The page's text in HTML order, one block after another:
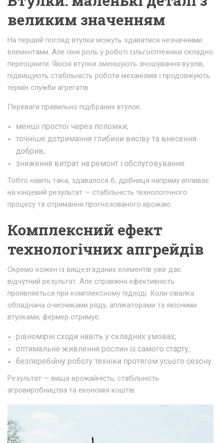
великим значенням
На перший погляд втулки можуть здаватися незначними
елементами. Але їхня роль у роботі сільгосптехніки складно
переоцінити. Якісні втулки зменшують зношування вузлів,
підвищують стабільність роботи механізмів і продовжують
термін служби агрегатів.
Переваги правильно підібраних втулок:
менші простої через поломки;
точніше дотримання глибини висіву та внесення
добрив;
зниження витрат на ремонт і обслуговування.
Тобто навіть така, здавалося б, дрібниця напряму впливає
на кінцевий результат — стабільність технологічного
процесу та отримання прогнозованого врожаю.
Комплексний ефект
технологічних апгрейдів
Окремо кожен із вищезгаданих елементів уже дає
відчутний результат. Але справжня ефективність
проявляється при комплексному підході. Коли сівалка
обладнана очисниками ряду, аплікаторами та якісними
втулками, фермер отримує:
рівномірні сходи навіть у складних умовах;
оптимальне живлення рослин із самого старту;
безперебійну роботу техніки протягом усього сезону.
Результат — вища врожайність, стабільність
агровиробництва та економія коштів.